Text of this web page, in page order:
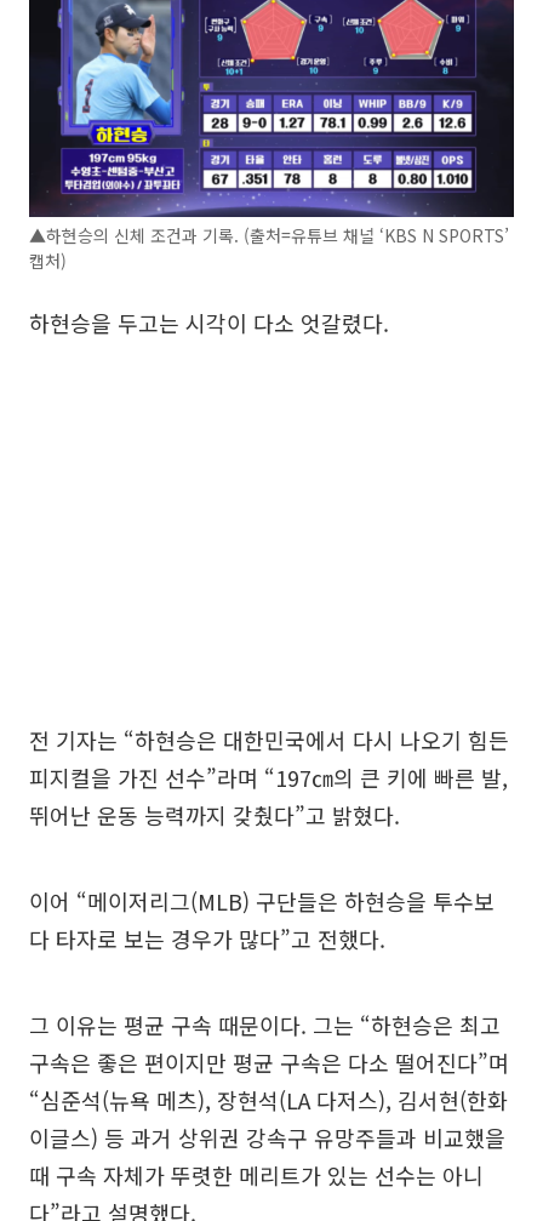
▲하현승의 신체 조건과 기록. (출처=유튜브 채널 ‘KBS N SPORTS’
캡처)
하현승을 두고는 시각이 다소 엇갈렸다.
전 기자는 “하현승은 대한민국에서 다시 나오기 힘든
피지컬을 가진 선수”라며 “197㎝의 큰 키에 빠른 발,
뛰어난 운동 능력까지 갖췄다”고 밝혔다.
이어 “메이저리그(MLB) 구단들은 하현승을 투수보
다 타자로 보는 경우가 많다”고 전했다.
그 이유는 평균 구속 때문이다. 그는 “하현승은 최고
구속은 좋은 편이지만 평균 구속은 다소 떨어진다”며
“심준석(뉴욕 메츠), 장현석(LA 다저스), 김서현(한화
이글스) 등 과거 상위권 강속구 유망주들과 비교했을
때 구속 자체가 뚜렷한 메리트가 있는 선수는 아니
다”라고 설명했다.